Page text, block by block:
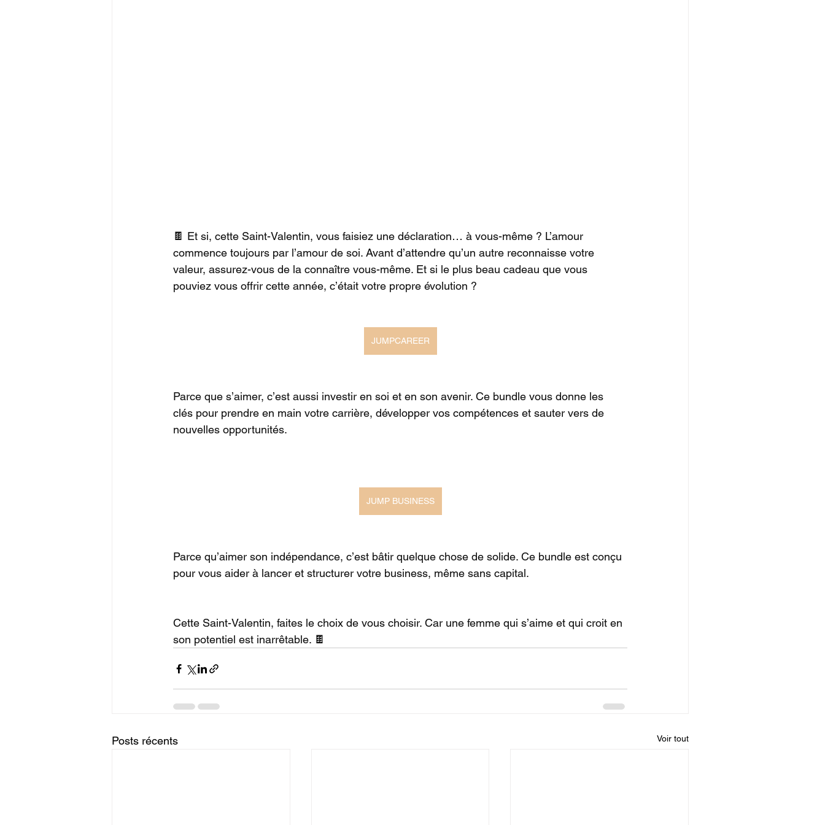
🍫 Et si, cette Saint-Valentin, vous faisiez une déclaration… à vous-même ? L’amour
commence toujours par l’amour de soi. Avant d’attendre qu’un autre reconnaisse votre
valeur, assurez-vous de la connaître vous-même. Et si le plus beau cadeau que vous
pouviez vous offrir cette année, c’était votre propre évolution ?
JUMPCAREER
Parce que s’aimer, c’est aussi investir en soi et en son avenir. Ce bundle vous donne les
clés pour prendre en main votre carrière, développer vos compétences et sauter vers de
nouvelles opportunités.
JUMP BUSINESS
Parce qu’aimer son indépendance, c’est bâtir quelque chose de solide. Ce bundle est conçu
pour vous aider à lancer et structurer votre business, même sans capital.
Cette Saint-Valentin, faites le choix de vous choisir. Car une femme qui s’aime et qui croit en
son potentiel est inarrêtable. 🍫
Posts récents Voir tout